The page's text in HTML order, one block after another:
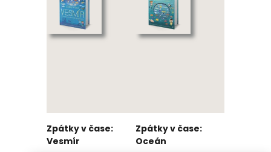
Zpátky v čase:
Vesmír
Zpátky v čase:
Oceán